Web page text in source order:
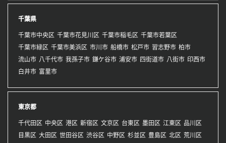
千葉県
千葉市中央区 千葉市花見川区 千葉市稲毛区 千葉市若葉区
千葉市緑区 千葉市美浜区 市川市 船橋市 松戸市 習志野市 柏市
流山市 八千代市 我孫子市 鎌ケ谷市 浦安市 四街道市 八街市 印西市
白井市 富里市
東京都
千代田区 中央区 港区 新宿区 文京区 台東区 墨田区 江東区 品川区
目黒区 大田区 世田谷区 渋谷区 中野区 杉並区 豊島区 北区 荒川区